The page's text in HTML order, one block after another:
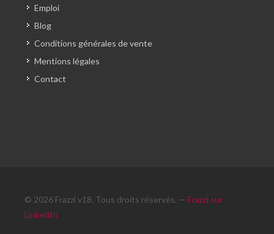
Emploi
Blog
Conditions générales de vente
Mentions légales
Contact
© 2026 Frazzi v18. Tous droits réservés. — Frazzi sur
LinkedIn